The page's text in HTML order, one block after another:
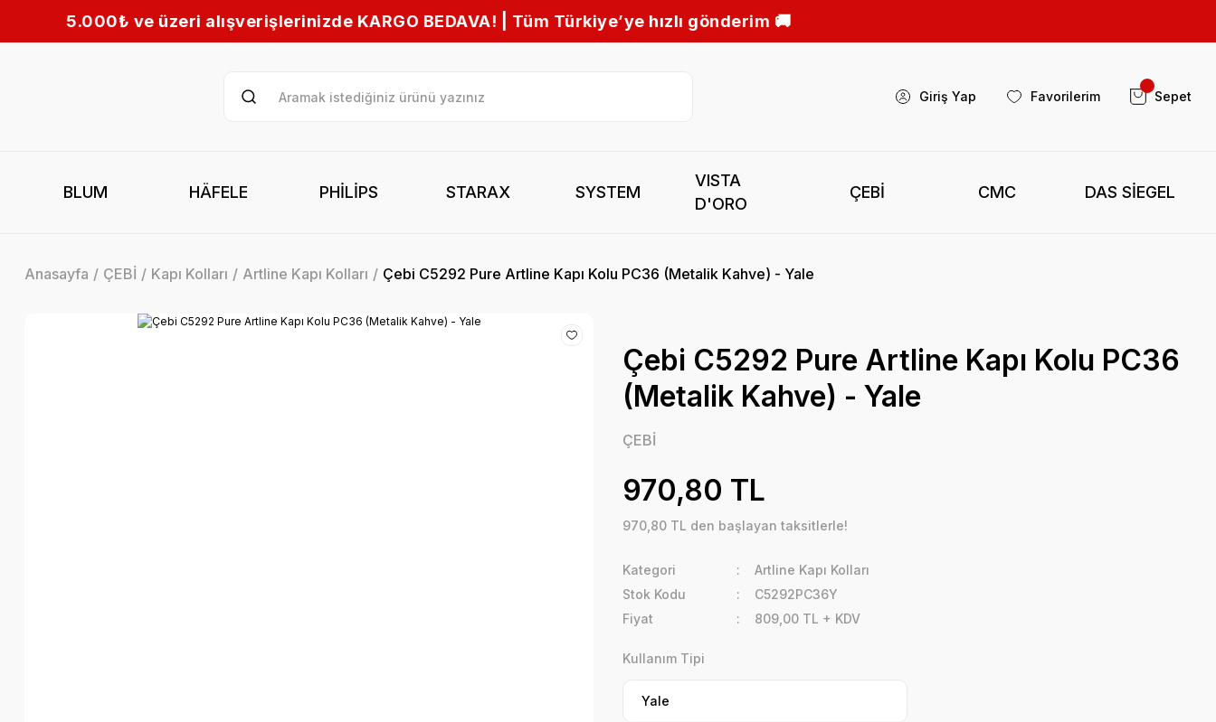
KARGO BEDAVA! | Tüm Türkiye’ye hızlı gönderim 🚚
Giriş Yap Favorilerim Sepet
BLUM HÄFELE PHİLİPS STARAX SYSTEM
VISTA
D'ORO
ÇEBİ CMC DAS SİEGEL
Anasayfa ÇEBİ Kapı Kolları Artline Kapı Kolları Çebi C5292 Pure Artline Kapı Kolu PC36 (Metalik Kahve) - Yale
Çebi C5292 Pure Artline Kapı Kolu PC36
(Metalik Kahve) - Yale
ÇEBİ
970,80 TL
970,80 TL den başlayan taksitlerle!
Kategori
Artline Kapı Kolları
Stok Kodu
C5292PC36Y
Fiyat
809,00 TL + KDV
Kullanım Tipi